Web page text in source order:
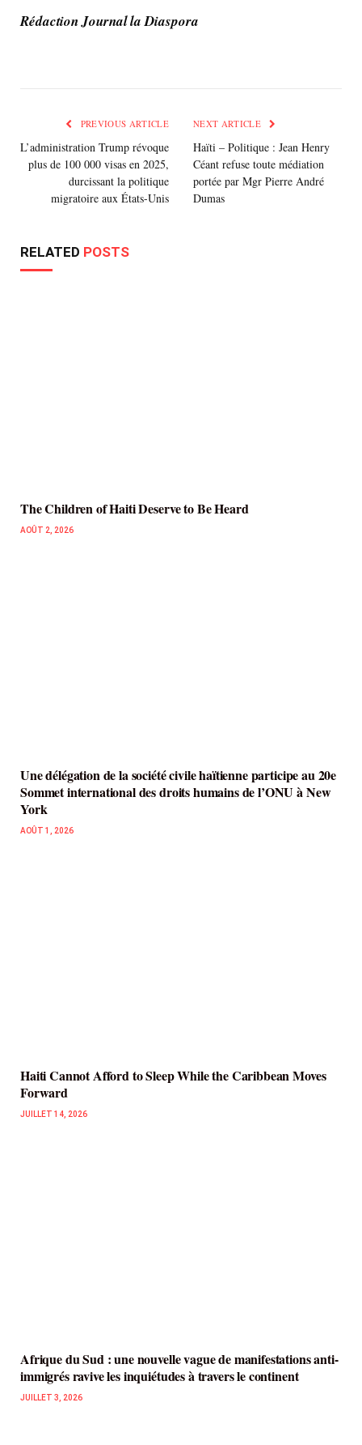
Rédaction Journal la Diaspora
PREVIOUS ARTICLE
L’administration Trump révoque
plus de 100 000 visas en 2025,
durcissant la politique
migratoire aux États-Unis
NEXT ARTICLE
Haïti – Politique : Jean Henry
Céant refuse toute médiation
portée par Mgr Pierre André
Dumas
RELATED POSTS
The Children of Haiti Deserve to Be Heard
AOÛT 2, 2026
Une délégation de la société civile haïtienne participe au 20e
Sommet international des droits humains de l’ONU à New
York
AOÛT 1, 2026
Haiti Cannot Afford to Sleep While the Caribbean Moves
Forward
JUILLET 14, 2026
Afrique du Sud : une nouvelle vague de manifestations anti-
immigrés ravive les inquiétudes à travers le continent
JUILLET 3, 2026